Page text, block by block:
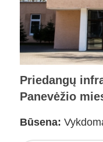
Priedangų
Panevėžio
Būsena: